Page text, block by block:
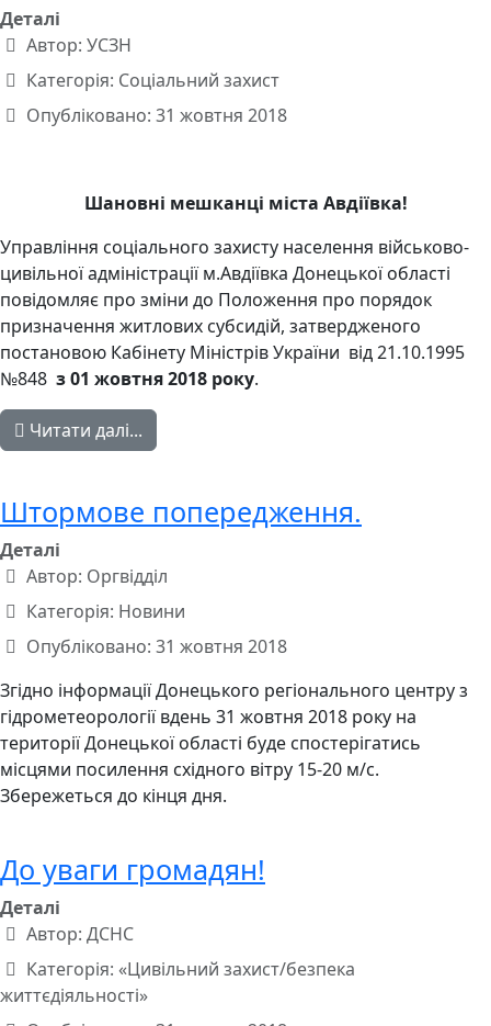
Деталі
Автор: УСЗН
Категорія: Соціальний захист
Опубліковано: 31 жовтня 2018
Шановні мешканці міста Авдіївка!
Управління соціального захисту населення військово-
цивільної адміністрації м.Авдіївка Донецької області
повідомляє про зміни до Положення про порядок
призначення житлових субсидій, затвердженого
постановою Кабінету Міністрів України від 21.10.1995
№848 з01 жовтня 2018 року.
Читати далі...
Штормове попередження.
Деталі
Автор: Оргвідділ
Категорія: Новини
Опубліковано: 31 жовтня 2018
Згідно інформації Донецького регіонального центру з
гідрометеорології вдень 31 жовтня 2018 року на
території Донецької області буде спостерігатись
місцями посилення східного вітру 15-20 м/с.
Збережеться до кінця дня.
До уваги громадян!
Деталі
Автор: ДСНС
Категорія: «Цивільний захист/безпека
життєдіяльності»